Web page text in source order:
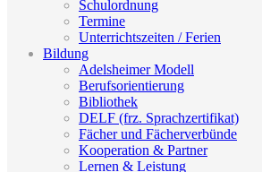
Schulordnung
Termine
Unterrichtszeiten / Ferien
Bildung
Adelsheimer Modell
Berufsorientierung
Bibliothek
DELF (frz. Sprachzertifikat)
Fächer und Fächerverbünde
Kooperation & Partner
Lernen & Leistung